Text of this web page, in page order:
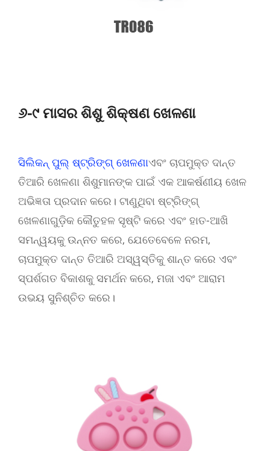
୬-୯ ମାସର ଶିଶୁ ଶିକ୍ଷଣ ଖେଳଣା
ସିଲିକନ୍ ପୁଲ୍ ଷ୍ଟ୍ରିଙ୍ଗ୍ ଖେଳଣାଏବଂ ଚାପମୁକ୍ତ ଦାନ୍ତ
ତିଆରି ଖେଳଣା ଶିଶୁମାନଙ୍କ ପାଇଁ ଏକ ଆକର୍ଷଣୀୟ ଖେଳ
ଅଭିଜ୍ଞତା ପ୍ରଦାନ କରେ। ଟାଣୁଥିବା ଷ୍ଟ୍ରିଙ୍ଗ୍
ଖେଳଣାଗୁଡ଼ିକ କୌତୁହଳ ସୃଷ୍ଟି କରେ ଏବଂ ହାତ-ଆଖି
ସମନ୍ୱୟକୁ ଉନ୍ନତ କରେ, ଯେତେବେଳେ ନରମ,
ଚାପମୁକ୍ତ ଦାନ୍ତ ତିଆରି ଅସ୍ୱସ୍ତିକୁ ଶାନ୍ତ କରେ ଏବଂ
ସ୍ପର୍ଶଗତ ବିକାଶକୁ ସମର୍ଥନ କରେ, ମଜା ଏବଂ ଆରାମ
ଉଭୟ ସୁନିଶ୍ଚିତ କରେ।